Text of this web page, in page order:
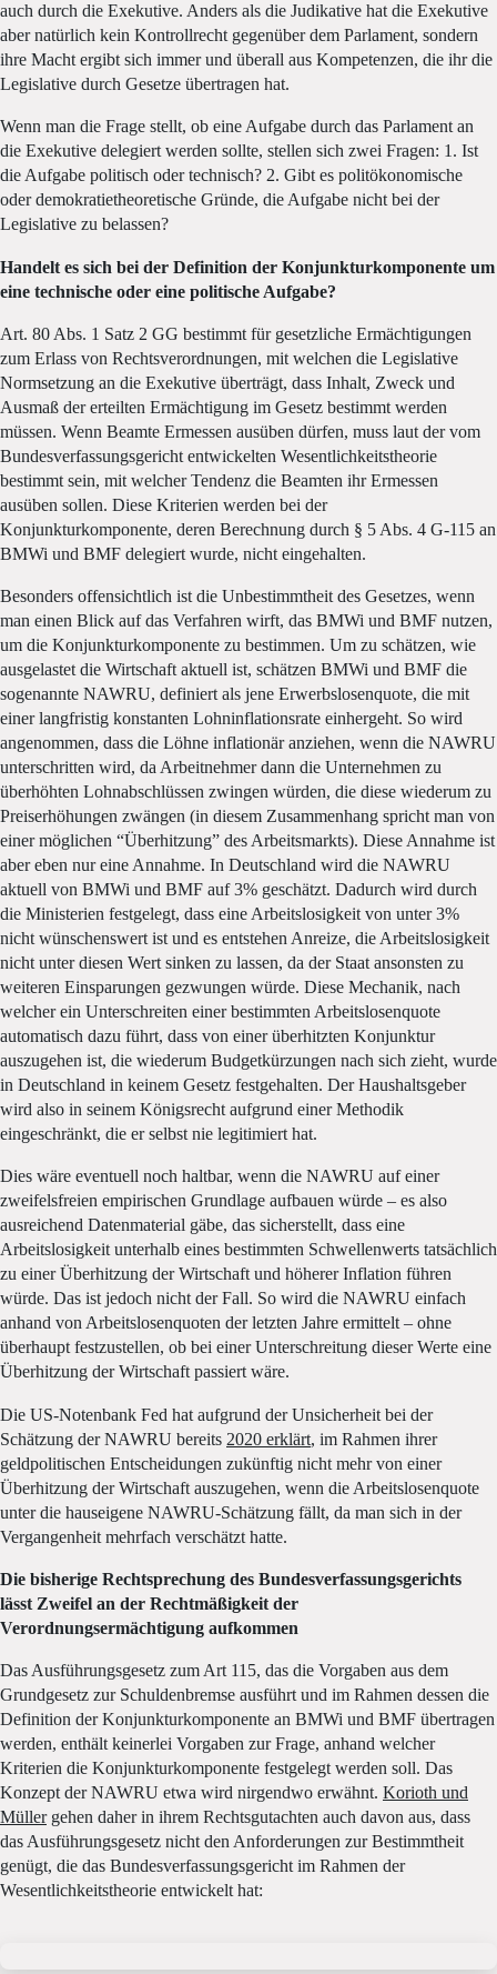
auch durch die Exekutive. Anders als die Judikative hat die Exekutive
aber natürlich kein Kontrollrecht gegenüber dem Parlament, sondern
ihre Macht ergibt sich immer und überall aus Kompetenzen, die ihr die
Legislative durch Gesetze übertragen hat.
Wenn man die Frage stellt, ob eine Aufgabe durch das Parlament an
die Exekutive delegiert werden sollte, stellen sich zwei Fragen: 1. Ist
die Aufgabe politisch oder technisch? 2. Gibt es politökonomische
oder demokratietheoretische Gründe, die Aufgabe nicht bei der
Legislative zu belassen?
Handelt es sich bei der Definition der Konjunkturkomponente um
eine technische oder eine politische Aufgabe?
Art. 80 Abs. 1 Satz 2 GG bestimmt für gesetzliche Ermächtigungen
zum Erlass von Rechtsverordnungen, mit welchen die Legislative
Normsetzung an die Exekutive überträgt, dass Inhalt, Zweck und
Ausmaß der erteilten Ermächtigung im Gesetz bestimmt werden
müssen. Wenn Beamte Ermessen ausüben dürfen, muss laut der vom
Bundesverfassungsgericht entwickelten Wesentlichkeitstheorie
bestimmt sein, mit welcher Tendenz die Beamten ihr Ermessen
ausüben sollen. Diese Kriterien werden bei der
Konjunkturkomponente, deren Berechnung durch § 5 Abs. 4 G-115 an
BMWi und BMF delegiert wurde, nicht eingehalten.
Besonders offensichtlich ist die Unbestimmtheit des Gesetzes, wenn
man einen Blick auf das Verfahren wirft, das BMWi und BMF nutzen,
um die Konjunkturkomponente zu bestimmen. Um zu schätzen, wie
ausgelastet die Wirtschaft aktuell ist, schätzen BMWi und BMF die
sogenannte NAWRU, definiert als jene Erwerbslosenquote, die mit
einer langfristig konstanten Lohninflationsrate einhergeht. So wird
angenommen, dass die Löhne inflationär anziehen, wenn die NAWRU
unterschritten wird, da Arbeitnehmer dann die Unternehmen zu
überhöhten Lohnabschlüssen zwingen würden, die diese wiederum zu
Preiserhöhungen zwängen (in diesem Zusammenhang spricht man von
einer möglichen “Überhitzung” des Arbeitsmarkts). Diese Annahme ist
aber eben nur eine Annahme. In Deutschland wird die NAWRU
aktuell von BMWi und BMF auf 3% geschätzt. Dadurch wird durch
die Ministerien festgelegt, dass eine Arbeitslosigkeit von unter 3%
nicht wünschenswert ist und es entstehen Anreize, die Arbeitslosigkeit
nicht unter diesen Wert sinken zu lassen, da der Staat ansonsten zu
weiteren Einsparungen gezwungen würde. Diese Mechanik, nach
welcher ein Unterschreiten einer bestimmten Arbeitslosenquote
automatisch dazu führt, dass von einer überhitzten Konjunktur
auszugehen ist, die wiederum Budgetkürzungen nach sich zieht, wurde
in Deutschland in keinem Gesetz festgehalten. Der Haushaltsgeber
wird also in seinem Königsrecht aufgrund einer Methodik
eingeschränkt, die er selbst nie legitimiert hat.
Dies wäre eventuell noch haltbar, wenn die NAWRU auf einer
zweifelsfreien empirischen Grundlage aufbauen würde – es also
ausreichend Datenmaterial gäbe, das sicherstellt, dass eine
Arbeitslosigkeit unterhalb eines bestimmten Schwellenwerts tatsächlich
zu einer Überhitzung der Wirtschaft und höherer Inflation führen
würde. Das ist jedoch nicht der Fall. So wird die NAWRU einfach
anhand von Arbeitslosenquoten der letzten Jahre ermittelt – ohne
überhaupt festzustellen, ob bei einer Unterschreitung dieser Werte eine
Überhitzung der Wirtschaft passiert wäre.
Die US-Notenbank Fed hat aufgrund der Unsicherheit bei der
Schätzung der NAWRU bereits 2020 erklärt, im Rahmen ihrer
geldpolitischen Entscheidungen zukünftig nicht mehr von einer
Überhitzung der Wirtschaft auszugehen, wenn die Arbeitslosenquote
unter die hauseigene NAWRU-Schätzung fällt, da man sich in der
Vergangenheit mehrfach verschätzt hatte.
Die bisherige Rechtsprechung des Bundesverfassungsgerichts
lässt Zweifel an der Rechtmäßigkeit der
Verordnungsermächtigung aufkommen
Das Ausführungsgesetz zum Art 115, das die Vorgaben aus dem
Grundgesetz zur Schuldenbremse ausführt und im Rahmen dessen die
Definition der Konjunkturkomponente an BMWi und BMF übertragen
werden, enthält keinerlei Vorgaben zur Frage, anhand welcher
Kriterien die Konjunkturkomponente festgelegt werden soll. Das
Konzept der NAWRU etwa wird nirgendwo erwähnt. Korioth und
Müllergehen daher in ihrem Rechtsgutachten auch davon aus, dass
das Ausführungsgesetz nicht den Anforderungen zur Bestimmtheit
genügt, die das Bundesverfassungsgericht im Rahmen der
Wesentlichkeitstheorie entwickelt hat: